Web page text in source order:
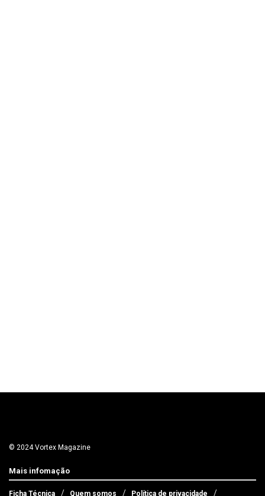
© 2024 Vortex Magazine
Mais infomação
Ficha Técnica Quem somos Política de privacidade